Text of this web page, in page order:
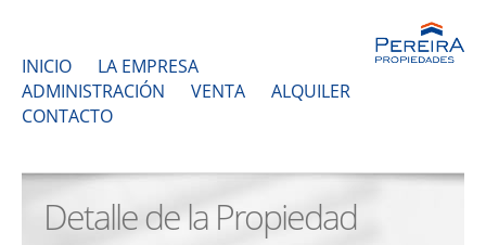
INICIO
LA EMPRESA
ADMINISTRACIÓN
VENTA
ALQUILER
CONTACTO
Detalle de la Propiedad